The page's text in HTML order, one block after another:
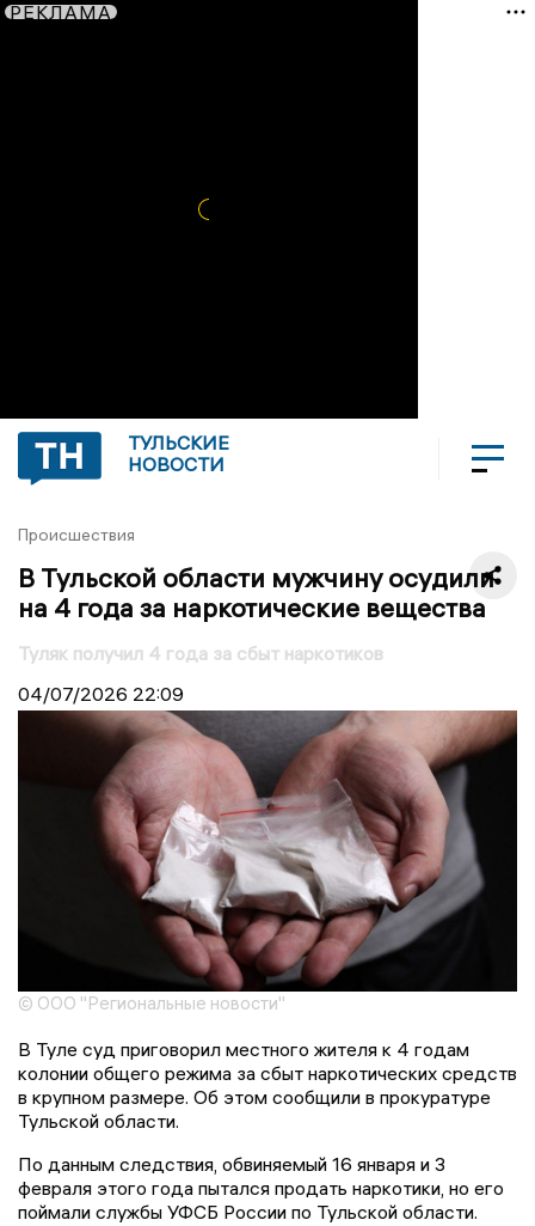
РЕКЛАМА
ТУЛЬСКИЕ
НОВОСТИ
Происшествия
В Тульской области мужчину осудили
на 4 года за наркотические вещества
Туляк получил 4 года за сбыт наркотиков
04/07/2026 22:09
© ООО "Региональные новости"
В Туле суд приговорил местного жителя к 4 годам
колонии общего режима за сбыт наркотических средств
в крупном размере. Об этом сообщили в прокуратуре
Тульской области.
По данным следствия, обвиняемый 16 января и 3
февраля этого года пытался продать наркотики, но его
поймали службы УФСБ России по Тульской области.